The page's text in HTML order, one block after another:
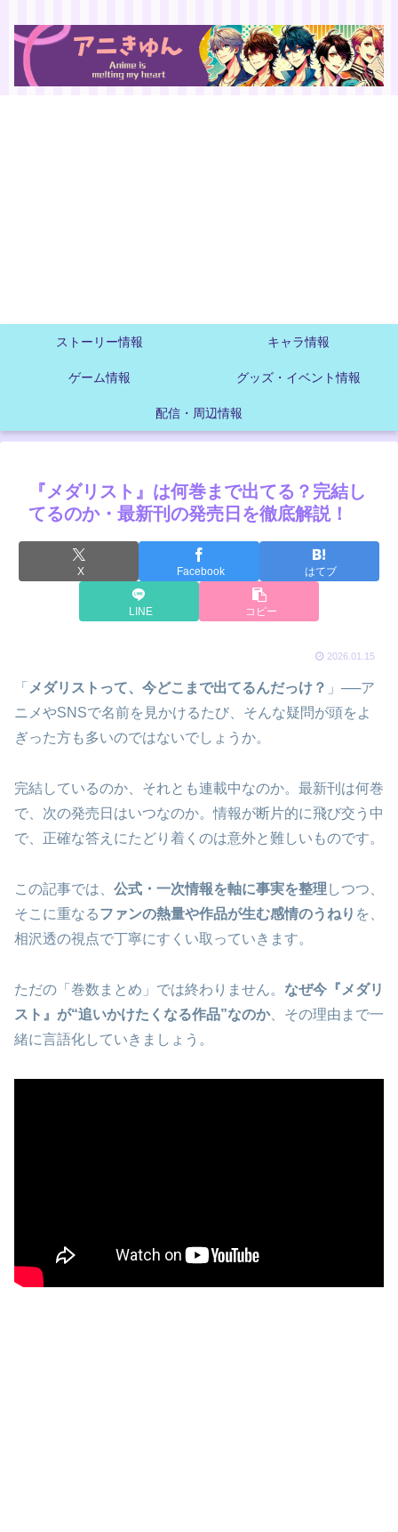
ストーリー情報 キャラ情報
ゲーム情報 グッズ・イベント情報
配信・周辺情報
『メダリスト』は何巻まで出てる？完結し
てるのか・最新刊の発売日を徹底解説！
X Facebook はてブ
LINE コピー
2026.01.15
「 メダリストって、今どこまで出てるんだっけ？ 」──ア
ニメやSNSで名前を見かけるたび、そんな疑問が頭をよ
ぎった方も多いのではないでしょうか。
完結しているのか、それとも連載中なのか。最新刊は何巻
で、次の発売日はいつなのか。情報が断片的に飛び交う中
で、正確な答えにたどり着くのは意外と難しいものです。
この記事では、 公式・一次情報を軸に事実を整理 しつつ、
そこに重なるファンの熱量や作品が生む感情のうねり を、
相沢透の視点で丁寧にすくい取っていきます。
ただの「巻数まとめ」では終わりません。 なぜ今『メダリ
スト』が“追いかけたくなる作品”なのか、その理由まで一
緒に言語化していきましょう。